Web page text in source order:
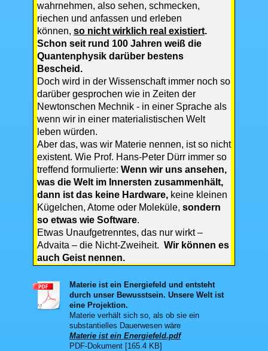
wahrnehmen, also sehen, schmecken,
riechen und anfassen und erleben
können, so nicht wirklich real existiert.
Schon seit rund 100 Jahren weiß die
Quantenphysik darüber bestens
Bescheid.
Doch wird in der Wissenschaft immer noch so
darüber gesprochen wie in Zeiten der
Newtonschen Mechnik - in einer Sprache als
wenn wir in einer materialistischen Welt
leben würden.
Aber das, was wir Materie nennen, ist so nicht
existent. Wie Prof. Hans-Peter Dürr immer so
treffend formulierte: Wenn wir uns ansehen,
was die Welt im Innersten zusammenhält,
dann ist das keine Hardware,keine kleinen
Kügelchen, Atome oder Moleküle, sondern
so etwas wie Software.
Etwas Unaufgetrenntes, das nur wirkt –
Advaita – die Nicht-Zweiheit. Wir können es
auch Geist nennen.
Materie ist ein Energiefeld und entsteht
durch unser Bewusstsein. Unsere Welt ist
eine Projektion.
Materie verhält sich so, als ob sie ein
substantielles Dauerwesen wäre
Materie ist ein Energiefeld.pdf
PDF-Dokument [165.4 KB]